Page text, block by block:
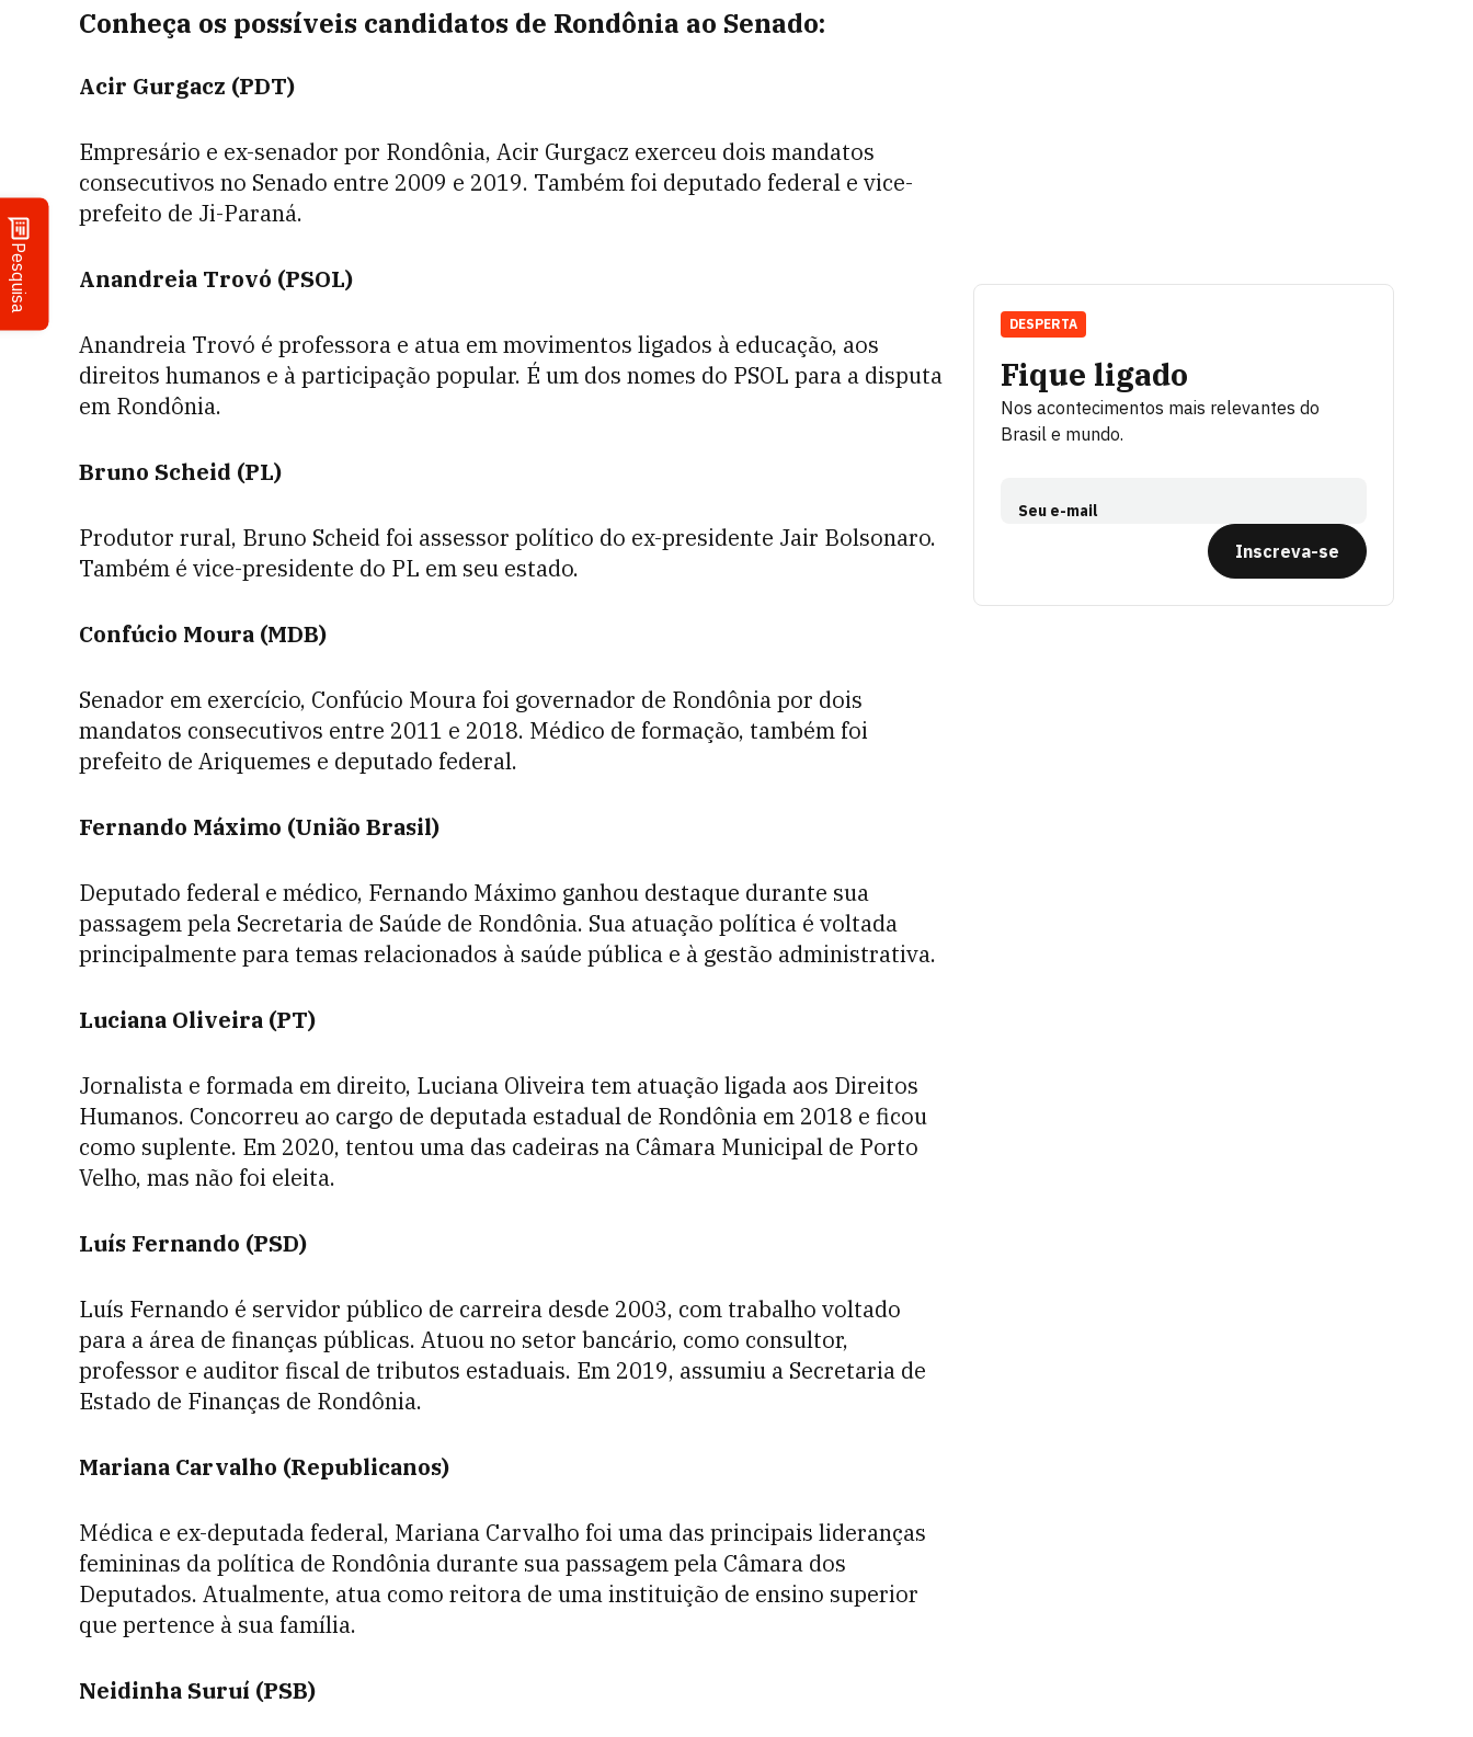
Pesquisa
Conheça os possíveis candidatos de Rondônia ao Senado:
Acir Gurgacz (PDT)
Empresário e ex-senador por Rondônia, Acir Gurgacz exerceu dois mandatos
consecutivos no Senado entre 2009 e 2019. Também foi deputado federal e vice-
prefeito de Ji-Paraná.
Anandreia Trovó (PSOL)
Anandreia Trovó é professora e atua em movimentos ligados à educação, aos
direitos humanos e à participação popular. É um dos nomes do PSOL para a disputa
em Rondônia.
Bruno Scheid (PL)
Produtor rural, Bruno Scheid foi assessor político do ex-presidente Jair Bolsonaro.
Também é vice-presidente do PL em seu estado.
Confúcio Moura (MDB)
Senador em exercício, Confúcio Moura foi governador de Rondônia por dois
mandatos consecutivos entre 2011 e 2018. Médico de formação, também foi
prefeito de Ariquemes e deputado federal.
Fernando Máximo (União Brasil)
Deputado federal e médico, Fernando Máximo ganhou destaque durante sua
passagem pela Secretaria de Saúde de Rondônia. Sua atuação política é voltada
principalmente para temas relacionados à saúde pública e à gestão administrativa.
Luciana Oliveira (PT)
Jornalista e formada em direito, Luciana Oliveira tem atuação ligada aos Direitos
Humanos. Concorreu ao cargo de deputada estadual de Rondônia em 2018 e ficou
como suplente. Em 2020, tentou uma das cadeiras na Câmara Municipal de Porto
Velho, mas não foi eleita.
Luís Fernando (PSD)
Luís Fernando é servidor público de carreira desde 2003, com trabalho voltado
para a área de finanças públicas. Atuou no setor bancário, como consultor,
professor e auditor fiscal de tributos estaduais. Em 2019, assumiu a Secretaria de
Estado de Finanças de Rondônia.
Mariana Carvalho (Republicanos)
Médica e ex-deputada federal, Mariana Carvalho foi uma das principais lideranças
femininas da política de Rondônia durante sua passagem pela Câmara dos
Deputados. Atualmente, atua como reitora de uma instituição de ensino superior
que pertence à sua família.
Neidinha Suruí (PSB)
Fique ligado
Nos acontecimentos mais relevantes do
Brasil e mundo.
Seu e-mail
Inscreva-se
DESPERTA